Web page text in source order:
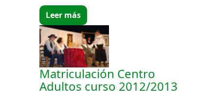
Leer más
Matriculación Centro
Adultos curso 2012/2013